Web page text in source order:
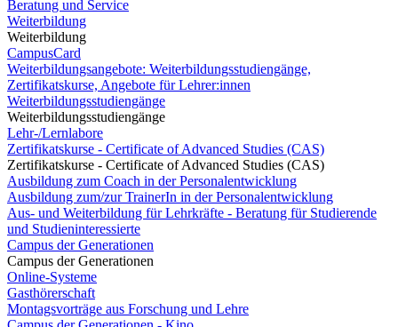
Beratung und Service
Weiterbildung
Weiterbildung
CampusCard
Weiterbildungsangebote: Weiterbildungsstudiengänge,
Zertifikatskurse, Angebote für Lehrer:innen
Weiterbildungsstudiengänge
Weiterbildungsstudiengänge
Lehr-/Lernlabore
Zertifikatskurse - Certificate of Advanced Studies (CAS)
Zertifikatskurse - Certificate of Advanced Studies (CAS)
Ausbildung zum Coach in der Personalentwicklung
Ausbildung zum/zur TrainerIn in der Personalentwicklung
Aus- und Weiterbildung für Lehrkräfte - Beratung für Studierende
und Studieninteressierte
Campus der Generationen
Campus der Generationen
Online-Systeme
Gasthörerschaft
Montagsvorträge aus Forschung und Lehre